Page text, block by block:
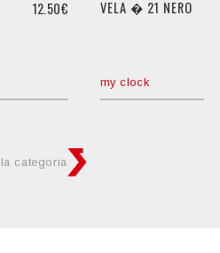
12.50€ VELA � 21 NERO
my clock
categoria